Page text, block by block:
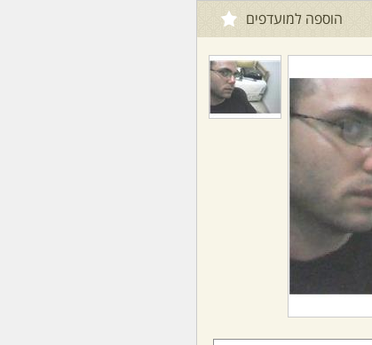
הוספה למועדפים